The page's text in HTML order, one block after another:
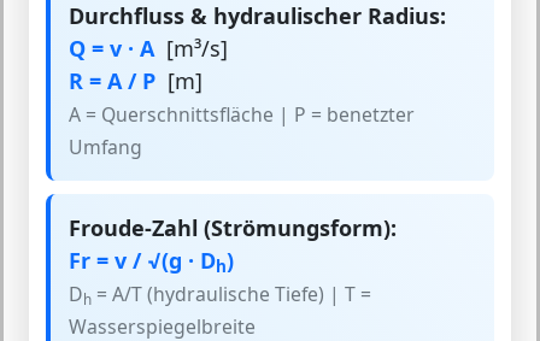
Durchfluss & hydraulischer Radius:
Q = v · A[m³/s]
R = A / P [m]
A = Querschnittsfläche | P = benetzter
Umfang
Froude-Zahl (Strömungsform):
Fr = v / √(g · Dh)
Dh = A/T (hydraulische Tiefe) | T =
Wasserspiegelbreite